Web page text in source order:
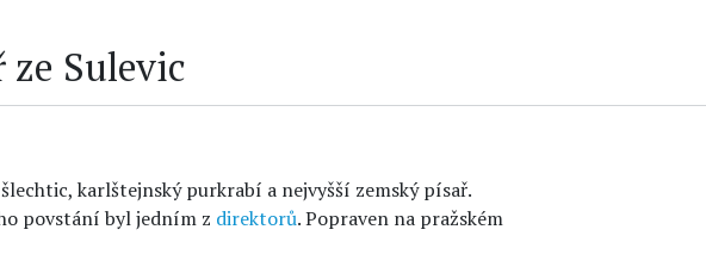
ze Sulevic
karlštejnský purkrabí a nejvyšší zemský písař.
povstání byl jedním z direktorů. Popraven na pražském